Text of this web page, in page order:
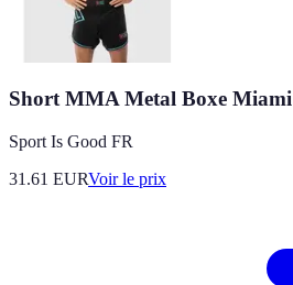
Short MMA Metal Boxe Miami
Sport Is Good FR
31.61 EURVoir le prix